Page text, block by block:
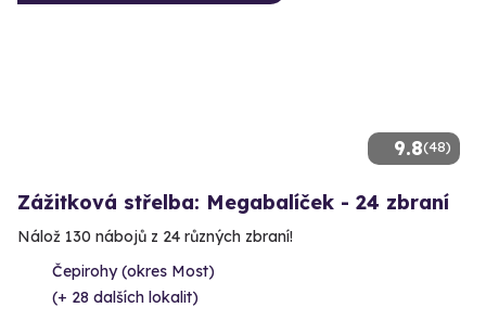
9.8(48)
Zážitková střelba: Megabalíček - 24 zbraní
Nálož 130 nábojů z 24 různých zbraní!
Čepirohy (okres Most)
(+ 28 dalších lokalit)